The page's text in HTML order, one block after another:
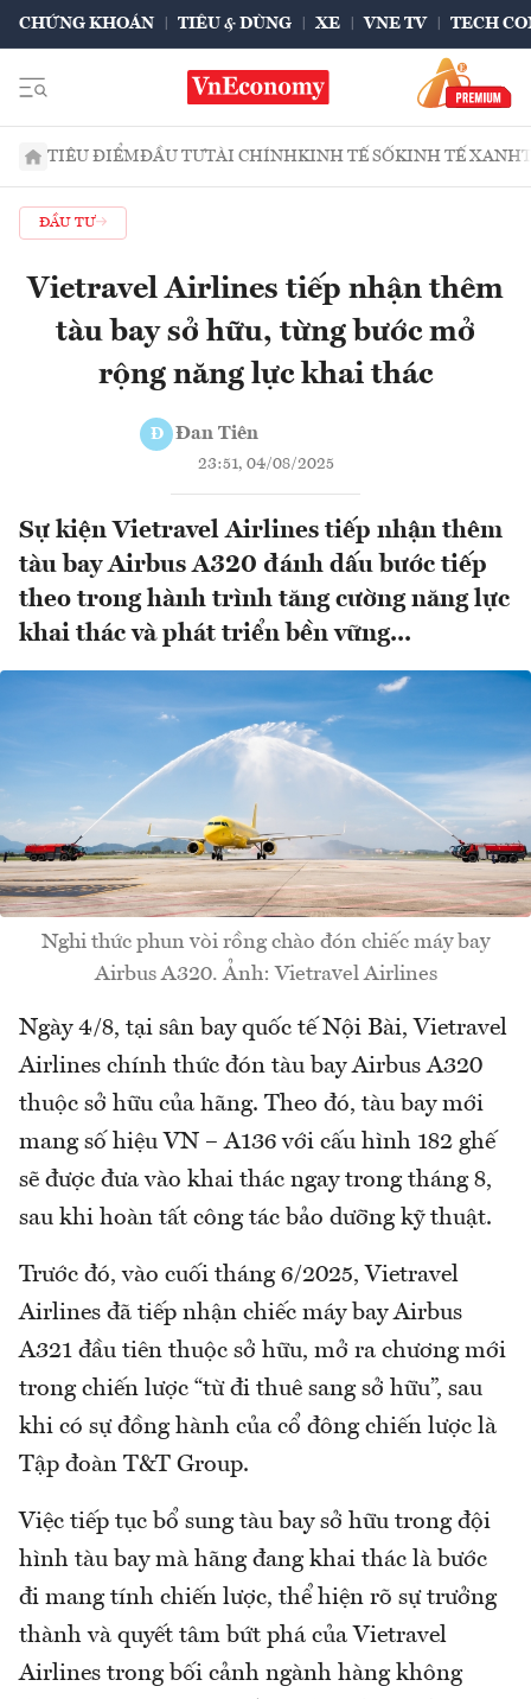
CHỨNG KHOÁN TIÊU & DÙNG XE VNE TV TECH
TIÊU ĐIỂMĐẦU TƯTÀI CHÍNHKINH TẾ SỐKINH TẾ XANH
ĐẦU TƯ
Vietravel Airlines tiếp nhận thêm
tàu bay sở hữu, từng bước mở
rộng năng lực khai thác
Đ Đan Tiên
23:51, 04/08/2025
Sự kiện Vietravel Airlines tiếp nhận thêm
tàu bay Airbus A320 đánh dấu bước tiếp
theo trong hành trình tăng cường năng lực
khai thác và phát triển bền vững...
Nghi thức phun vòi rồng chào đón chiếc máy bay
Airbus A320. Ảnh: Vietravel Airlines
Ngày 4/8, tại sân bay quốc tế Nội Bài, Vietravel
Airlines chính thức đón tàu bay Airbus A320
thuộc sở hữu của hãng. Theo đó, tàu bay mới
mang số hiệu VN – A136 với cấu hình 182 ghế
sẽ được đưa vào khai thác ngay trong tháng 8,
sau khi hoàn tất công tác bảo dưỡng kỹ thuật.
Trước đó, vào cuối tháng 6/2025, Vietravel
Airlines đã tiếp nhận chiếc máy bay Airbus
A321 đầu tiên thuộc sở hữu, mở ra chương mới
trong chiến lược “từ đi thuê sang sở hữu”, sau
khi có sự đồng hành của cổ đông chiến lược là
Tập đoàn T&T Group.
Việc tiếp tục bổ sung tàu bay sở hữu trong đội
hình tàu bay mà hãng đang khai thác là bước
đi mang tính chiến lược, thể hiện rõ sự trưởng
thành và quyết tâm bứt phá của Vietravel
Airlines trong bối cảnh ngành hàng không